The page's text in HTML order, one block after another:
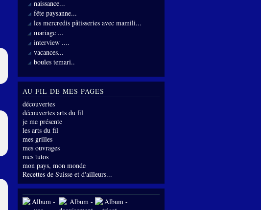
naissance...
fête paysanne...
les mercredis pâtisseries avec mamili...
mariage ...
interview ....
vacances...
boules temari..
AU FIL DE MES PAGES
découvertes
découvertes arts du fil
je me présente
les arts du fil
mes grilles
mes ouvrages
mes tutos
mon pays, mon monde
Recettes de Suisse et d'ailleurs...